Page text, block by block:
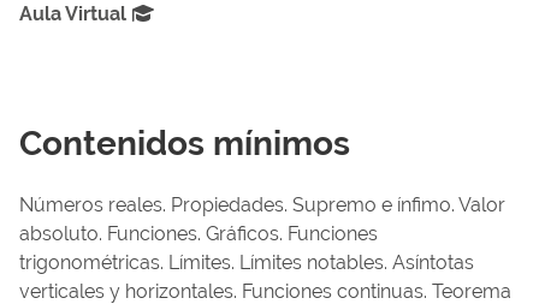
Aula Virtual
Contenidos mínimos
Números reales. Propiedades. Supremo e ínfimo. Valor
absoluto. Funciones. Gráficos. Funciones
trigonométricas. Límites. Límites notables. Asíntotas
verticales y horizontales. Funciones continuas. Teorema